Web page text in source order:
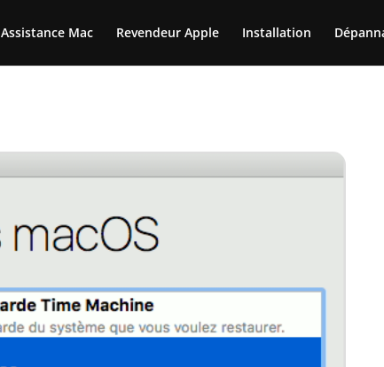
Assistance Mac Revendeur Apple Installation